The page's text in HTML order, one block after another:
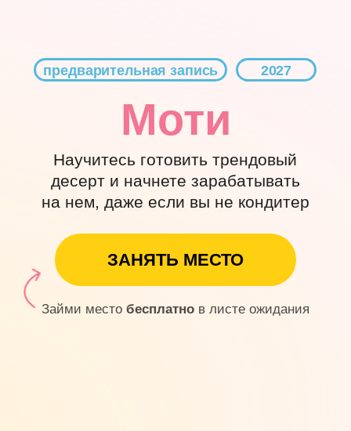
Моти
Научитесь готовить трендовый
десерт и начнете зарабатывать
ЗАНЯТЬ МЕСТО